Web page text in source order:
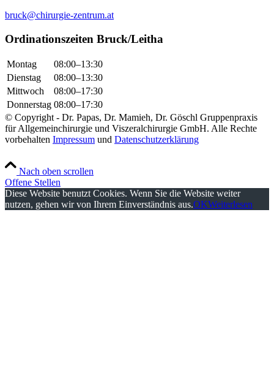
bruck@chirurgie-zentrum.at
Ordinationszeiten Bruck/Leitha
Montag
08:00–13:30
Dienstag
08:00–13:30
Mittwoch
08:00–17:30
Donnerstag 08:00–17:30
© Copyright - Dr. Papas, Dr. Mamieh, Dr. Göschl Gruppenpraxis
für Allgemeinchirurgie und Viszeralchirurgie GmbH. Alle Rechte
vorbehalten Impressum und Datenschutzerklärung
Nach oben scrollen
Offene Stellen
Diese Website benutzt Cookies. Wenn Sie die Website weiter
nutzen, gehen wir von Ihrem Einverständnis aus.OKWeiterlesen